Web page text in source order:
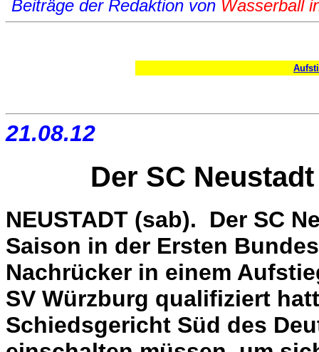
Beiträge der Redaktion von Wasserball
21.08.12
Der SC
NEUSTADT (sab). Der SC
Saison in der Ersten
Nachrücker in einem
SV Würzburg qualifiziert
Schiedsgericht Süd des